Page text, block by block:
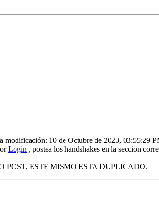
modificación: 10 de Octubre de 2023, 03:55:29
Login , postea los handshakes en la seccion
POST, ESTE MISMO ESTA DUPLICADO.